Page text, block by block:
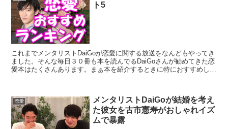
ト5
これまでメンタリストDaiGoが恋愛に関する放送をなんどもやってき
ました。そんな毎日３０冊も本を読んでるDaiGoさんが勧めてきた恋
愛本はたくさんあります。まぁ本を紹介するときに特におすすめして
恋愛
メンタリストDaiGoが結婚を考え
た彼女を古市憲寿がおしゃれイズ
ムで暴露